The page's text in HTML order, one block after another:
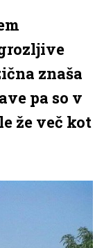
znaša
pa so v
že več kot